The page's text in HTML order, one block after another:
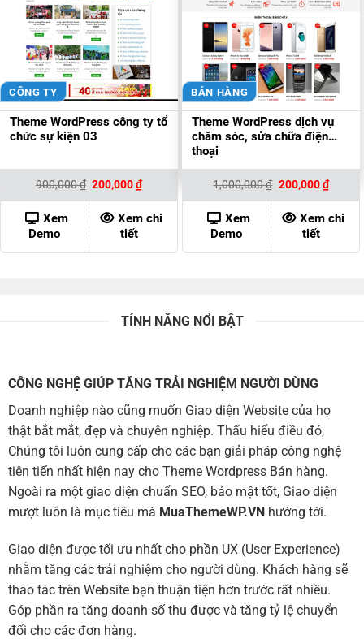
CÔNG TY
Theme WordPress công ty tổ
chức sự kiện 03
900,000₫ Giá
là:
900,000 ₫.
200,000₫Giá
hiện
tại
là:
200,000 ₫.
Xem
Demo
Xem chi
tiết
BÁN HÀNG
Theme WordPress dịch vụ
chăm sóc, sửa chữa điện
thoại
1,000,000₫ Giá
là:
1,000,000 ₫.
200,000₫Giá
hiện
tại
là:
Xem
Demo
Xem chi
tiết
TÍNH NĂNG NỔI BẬT
CÔNG NGHỆ GIÚP TĂNG TRẢI NGHIỆM NGƯỜI DÙNG
Doanh nghiệp nào cũng muốn Giao diện Website của họ
thật bắt mắt, đẹp và chuyên nghiệp. Thấu hiểu điều đó,
Chúng tôi luôn cung cấp cho các bạn giải pháp công nghệ
tiên tiến nhất hiện nay cho Theme Wordpress Bán hàng.
Ngoài ra một giao diện chuẩn SEO, bảo mật tốt, Giao diện
mượt luôn là mục tiêu mà MuaThemeWP.VN hướng tới.
Giao diện được tối ưu nhất cho phần UX (User Experience)
nhằm tăng các trải nghiệm cho người dùng. Khách hàng sẽ
thao tác trên Website bạn thuận tiện hơn trước rất nhiều.
Góp phần ra tăng doanh số thu được và tăng tỷ lệ chuyển
đổi cho các đơn hàng.